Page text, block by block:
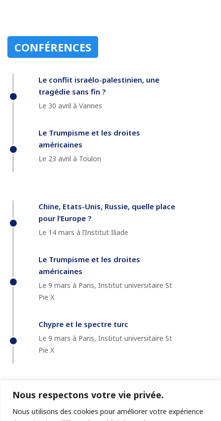
Nous respectons votre vie privée.
Nous utilisons des cookies pour améliorer votre expérience
CONFÉRENCES
Le conflit israélo-palestinien, une
tragédie sans fin ?
Le 30 avril à Vannes
Le Trumpisme et les droites
américaines
Le 23 avril à Toulon
Chine, Etats-Unis, Russie, quelle place
pour l’Europe ?
Le 14 mars à l’Institut Iliade
Le Trumpisme et les droites
américaines
Le 9 mars à Paris, Institut universitaire St
Pie X
Chypre et le spectre turc
Le 9 mars à Paris, Institut universitaire St
Pie X